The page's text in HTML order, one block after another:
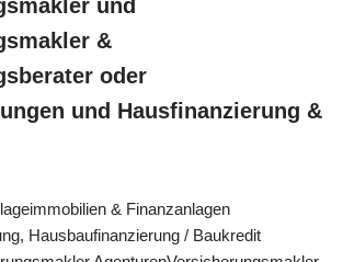
und
&
oder
und Hausfinanzierung &
& Finanzanlagen
Hausbaufinanzierung / Baukredit